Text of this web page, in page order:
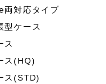
対応タイプ
型ケース
ス
ス(HQ)
ス(STD)